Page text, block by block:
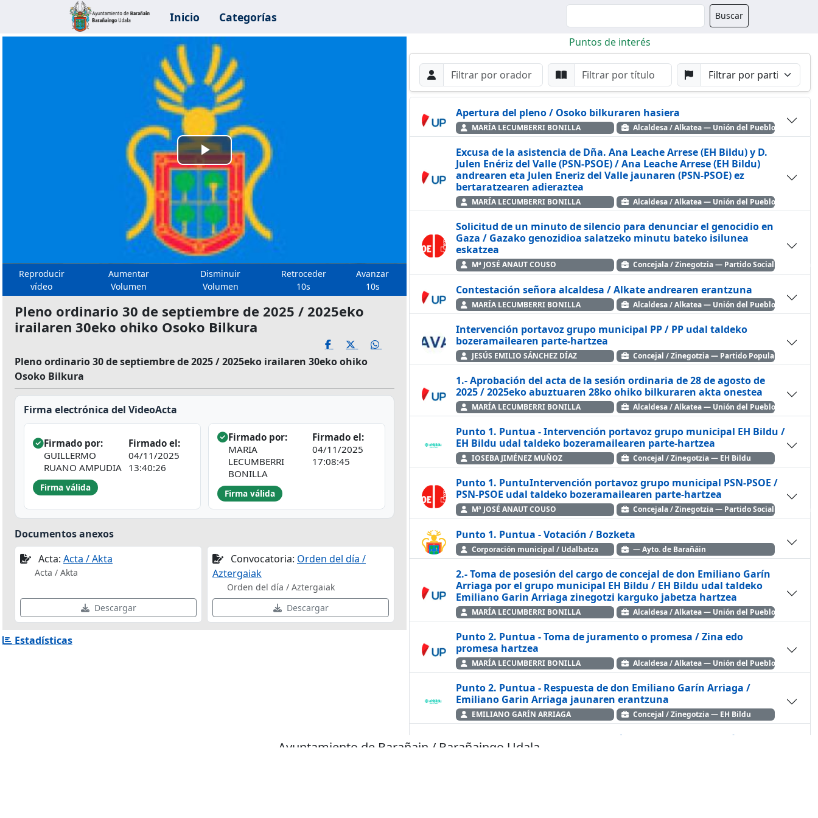
Inicio Categorías Buscador Buscar
Reproducir
Vídeo
Reproducir
vídeo
Aumentar
Volumen
Disminuir
Volumen
Retroceder
10s
Avanzar
10s
Pleno ordinario 30 de septiembre de 2025 / 2025eko
irailaren 30eko ohiko Osoko Bilkura
Pleno ordinario 30 de septiembre de 2025 / 2025eko irailaren 30eko ohiko
Osoko Bilkura
Firma electrónica del VideoActa
Firmado por:
GUILLERMO
RUANO AMPUDIA
Firmado el:
04/11/2025
13:40:26
Firma válida
Firmado por:
MARIA
LECUMBERRI
BONILLA
Firmado el:
04/11/2025
17:08:45
Firma válida
Documentos anexos
Acta: Acta / Akta
Acta / Akta
Descargar
Convocatoria: Orden del día /
Aztergaiak
Orden del día / Aztergaiak
Descargar
Estadísticas
Puntos de interés
Filtros de búsqueda
Buscar por Orador Buscar por Punto
Buscar por Partido
Buscar
Apertura del pleno / Osoko bilkuraren hasiera
MARÍA LECUMBERRI BONILLA Alcaldesa / Alkatea — Unión del Pueblo Navarro
Excusa de la asistencia de Dña. Ana Leache Arrese (EH Bildu) y D.
Julen Enériz del Valle (PSN-PSOE) / Ana Leache Arrese (EH Bildu)
andrearen eta Julen Eneriz del Valle jaunaren (PSN-PSOE) ez
bertaratzearen adieraztea
MARÍA LECUMBERRI BONILLA Alcaldesa / Alkatea — Unión del Pueblo Navarro
Solicitud de un minuto de silencio para denunciar el genocidio en
Gaza / Gazako genozidioa salatzeko minutu bateko isilunea
eskatzea
Mª JOSÉ ANAUT COUSO Concejala / Zinegotzia — Partido Socialista de
Contestación señora alcaldesa / Alkate andrearen erantzuna
MARÍA LECUMBERRI BONILLA Alcaldesa / Alkatea — Unión del Pueblo Navarro
Intervención portavoz grupo municipal PP / PP udal taldeko
bozeramailearen parte-hartzea
JESÚS EMILIO SÁNCHEZ DÍAZ Concejal / Zinegotzia — Partido Popular
1.- Aprobación del acta de la sesión ordinaria de 28 de agosto de
2025 / 2025eko abuztuaren 28ko ohiko bilkuraren akta onestea
MARÍA LECUMBERRI BONILLA Alcaldesa / Alkatea — Unión del Pueblo Navarro
Punto 1. Puntua - Intervención portavoz grupo municipal EH Bildu /
EH Bildu udal taldeko bozeramailearen parte-hartzea
IOSEBA JIMÉNEZ MUÑOZ Concejal / Zinegotzia — EH Bildu
Punto 1. PuntuIntervención portavoz grupo municipal PSN-PSOE /
PSN-PSOE udal taldeko bozeramailearen parte-hartzea
Mª JOSÉ ANAUT COUSO Concejala / Zinegotzia — Partido Socialista de
Punto 1. Puntua - Votación / Bozketa
Corporación municipal / Udalbatza — Ayto. de Barañáin
2.- Toma de posesión del cargo de concejal de don Emiliano Garín
Arriaga por el grupo municipal EH Bildu / EH Bildu udal taldeko
Emiliano Garin Arriaga zinegotzi karguko jabetza hartzea
MARÍA LECUMBERRI BONILLA Alcaldesa / Alkatea — Unión del Pueblo Navarro
Punto 2. Puntua - Toma de juramento o promesa / Zina edo
promesa hartzea
MARÍA LECUMBERRI BONILLA Alcaldesa / Alkatea — Unión del Pueblo Navarro
Punto 2. Puntua - Respuesta de don Emiliano Garín Arriaga /
Emiliano Garin Arriaga jaunaren erantzuna
EMILIANO GARÍN ARRIAGA Concejal / Zinegotzia — EH Bildu
Punto 2. Puntua - Toma de posesión de don Emiliano Garín Arriaga
/ Emiliano Garin Arriaga jaunaren karguko jabetza hartzea
Ayuntamiento de Barañain / Barañaingo Udala